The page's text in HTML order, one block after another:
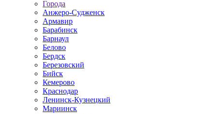
Города
Анжеро-Судженск
Армавир
Барабинск
Барнаул
Белово
Бердск
Березовский
Бийск
Кемерово
Краснодар
Ленинск-Кузнецкий
Мариинск